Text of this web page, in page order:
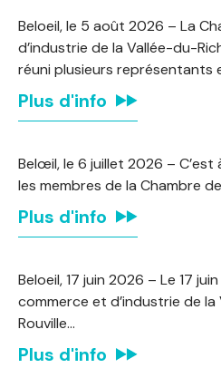
Beloeil, le 5 août 2026 – La
d’industrie de la Vallée-du-
réuni plusieurs représentants
Plus d'info
Belœil, le 6 juillet 2026 – C’est
les membres de la Chambre
Plus d'info
Beloeil, 17 juin 2026 – Le 17
commerce et d’industrie de
Rouville…
Plus d'info